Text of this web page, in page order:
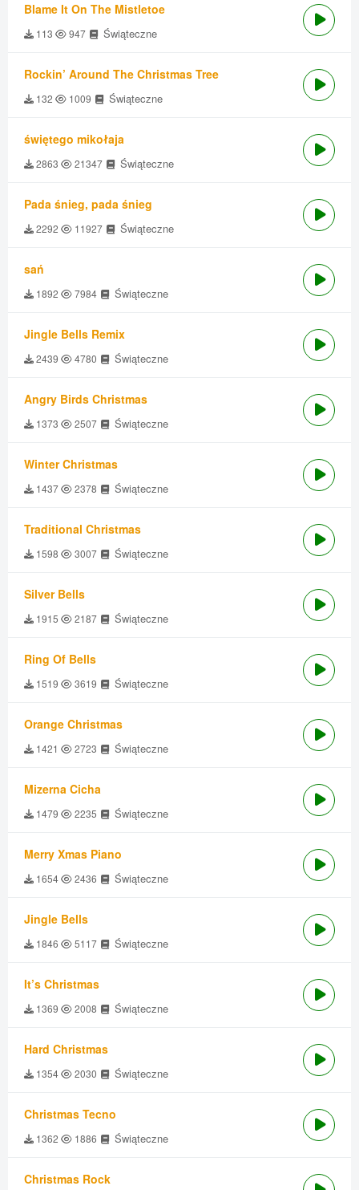
Blame It On The Mistletoe
113 947 Świąteczne
Rockin’ Around The Christmas Tree
132 1009 Świąteczne
świętego mikołaja
2863 21347 Świąteczne
Pada śnieg, pada śnieg
2292 11927 Świąteczne
sań
1892 7984 Świąteczne
Jingle Bells Remix
2439 4780 Świąteczne
Angry Birds Christmas
1373 2507 Świąteczne
Winter Christmas
1437 2378 Świąteczne
Traditional Christmas
1598 3007 Świąteczne
Silver Bells
1915 2187 Świąteczne
Ring Of Bells
1519 3619 Świąteczne
Orange Christmas
1421 2723 Świąteczne
Mizerna Cicha
1479 2235 Świąteczne
Merry Xmas Piano
1654 2436 Świąteczne
Jingle Bells
1846 5117 Świąteczne
It’s Christmas
1369 2008 Świąteczne
Hard Christmas
1354 2030 Świąteczne
Christmas Tecno
1362 1886 Świąteczne
Christmas Rock